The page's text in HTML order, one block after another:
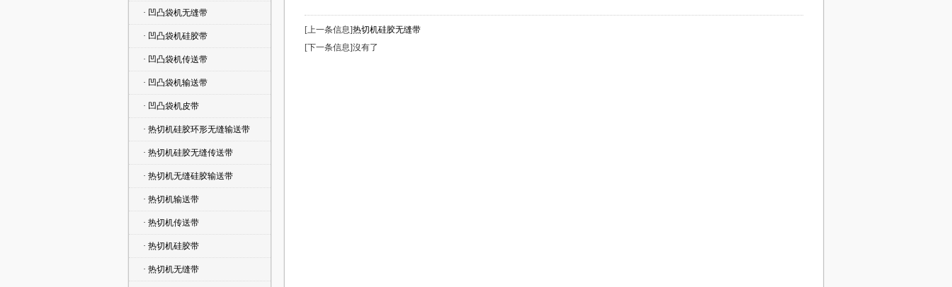
· 凹凸袋机无缝带
· 凹凸袋机硅胶带
· 凹凸袋机传送带
· 凹凸袋机输送带
· 凹凸袋机皮带
· 热切机硅胶环形无缝输送带
· 热切机硅胶无缝传送带
· 热切机无缝硅胶输送带
· 热切机输送带
· 热切机传送带
· 热切机硅胶带
· 热切机无缝带
[上一条信息]热切机硅胶无缝带
[下一条信息]沒有了